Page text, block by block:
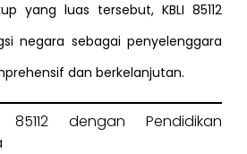
yang luas tersebut, KBLI 85112
negara sebagai penyelenggara
dan berkelanjutan.
85112 dengan Pendidikan